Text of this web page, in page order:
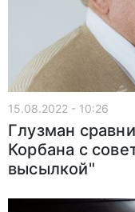
15.08.2022 - 10:26
Глузман
Корбана с
высылкой"